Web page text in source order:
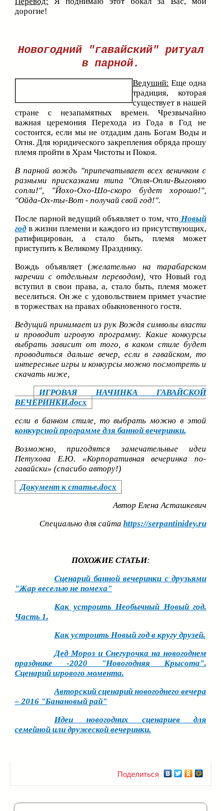
дорогие!
Новогодний "гавайский" ритуал
в парной.
Ведущий: Еще одна
традиция, которая
существует в нашей
стране с незапамятных времен. Чрезвычайно
важная церемония Перехода из Года в Год не
состоится, если мы не отдадим дань Богам Воды и
Огня. Для юридического закрепления обряда прошу
племя пройти в Храм Чистоты и Покоя.
В парной вождь "припечатывает всех веничком с
разными присказками типа "Опля-Опли-Выгоняю
сопли!", "Йохо-Охо-Шо-скоро будет хорошо!",
"Ойда-Ох-ты-Вот - получай свой год!".
После парной ведущий объявляет о том, что Новый
год в жизни племени и каждого из присутствующих,
ратифицирован, а стало быть, племя может
приступить к Великому Празднику.
Вождь объявляет (желательно на тарабарском
наречии с отдельным переводом),
что Новый год
вступил в свои права, а, стало быть, племя может
веселиться. Он же с удовольствием примет участие
в торжествах на правах обыкновенного гостя.
Ведущий принимает из рук Вождя символы власти
и проводит игровую программу. Какие конкурсы
выбрать зависит от того, в каком стиле будет
проводиться дальше вечер, если в гавайском, то
интересные игры и конкурсы можно посмотреть и
скачать ниже,
ИГРОВАЯ НАЧИНКА ГАВАЙСКОЙ
ВЕЧЕРИНКИ.docx
если в банном стиле, то выбрать можно в этой
конкурсной программе для банной вечеринки.
Возможно, пригодятся замечательные идеи
Петухова Е.Ю. «Корпоративная вечеринка по-
гавайски» (спасибо автору!)
Документ к статье.docx
Автор Елена Асташкевич
Специально для сайта https://serpantinidey.ru
ПОХОЖИЕ СТАТЬИ:
Сценарий банной вечеринки с друзьями
"Жар веселью не помеха"
Как устроить Необычный Новый год.
Часть 1.
Как устроить Новый год в кругу друзей.
Дед Мороз и Снегурочка на новогоднем
празднике -2020 "Новогодняя Крысота".
Сценарий игрового момента.
Авторский сценарий новогоднего вечера
– 2016 "Банановый рай"
Идеи новогодних сценариев для
семейной или дружеской вечеринки.
Поделиться